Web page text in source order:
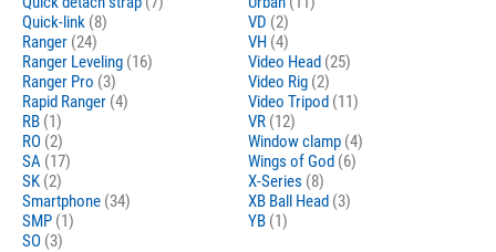
Quick-link (8)
Ranger (24)
Ranger Leveling (16)
Ranger Pro (3)
Rapid Ranger (4)
RB (1)
RO (2)
SA (17)
SK (2)
Smartphone (34)
SMP (1)
SO (3)
VD (2)
VH (4)
Video Head (25)
Video Rig (2)
Video Tripod (11)
VR (12)
Window clamp (4)
Wings of God (6)
X-Series (8)
XB Ball Head (3)
YB (1)